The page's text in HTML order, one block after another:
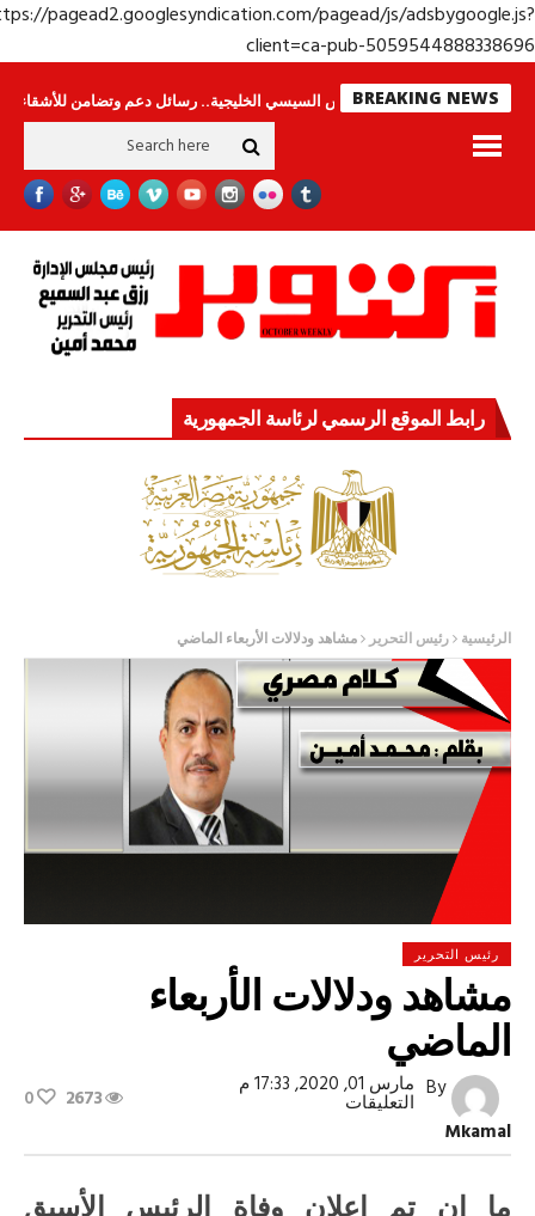
https://pagead2.googlesyndication.com/pagead/js/
client=ca-pub-
BREAKING NEWS
جولة الرئيس السيسي الخليجية.. رسائل دعم وتضامن للأشقاء جهاز
رابط الموقع الرسمي لرئاسة الجمهورية
الرئيسية رئيس التحرير مشاهد ودلالات الأربعاء الماضي
رئيس التحرير
مشاهد ودلالات الأربعاء
الماضي
By
Mkamal
مارس 01, 2020, 17:33 م
التعليقاتعلى
الأربعاء
مغلقة
2673
0
ما إن تم إعلان وفاة الرئيس الأسبق